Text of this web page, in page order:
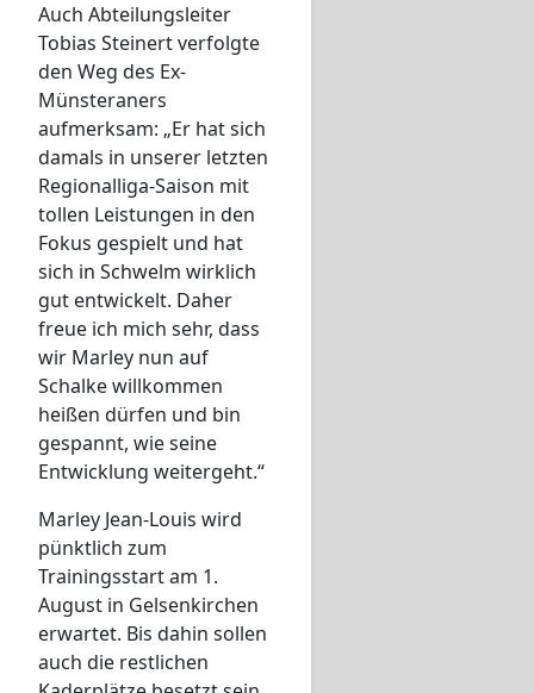
Auch Abteilungsleiter
Tobias Steinert verfolgte
den Weg des Ex-
Münsteraners
aufmerksam: „Er hat sich
damals in unserer letzten
Regionalliga-Saison mit
tollen Leistungen in den
Fokus gespielt und hat
sich in Schwelm wirklich
gut entwickelt. Daher
freue ich mich sehr, dass
wir Marley nun auf
Schalke willkommen
heißen dürfen und bin
gespannt, wie seine
Entwicklung weitergeht.“
Marley Jean-Louis wird
pünktlich zum
Trainingsstart am 1.
August in Gelsenkirchen
erwartet. Bis dahin sollen
auch die restlichen